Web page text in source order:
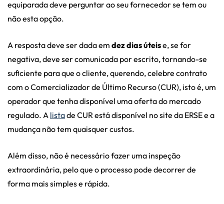
equiparada deve perguntar ao seu fornecedor se tem ou
não esta opção.
A resposta deve ser dada em dez dias úteise, se for
negativa, deve ser comunicada por escrito, tornando-se
suficiente para que o cliente, querendo, celebre contrato
com o Comercializador de Último Recurso (CUR), isto é, um
operador que tenha disponível uma oferta do mercado
regulado. A listade CUR está disponível no site da ERSE e a
mudança não tem quaisquer custos.
Além disso, não é necessário fazer uma inspeção
extraordinária, pelo que o processo pode decorrer de
forma mais simples e rápida.